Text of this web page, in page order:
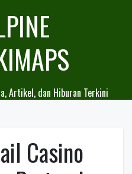
Artikel, dan Hiburan Terkini
Casino